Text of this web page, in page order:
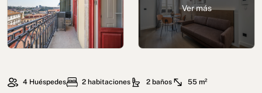
© 2026Aspasios | Todos los Derechos Reservados
Ver más
4 Huéspedes 2 habitaciones 2 baños 55 m²